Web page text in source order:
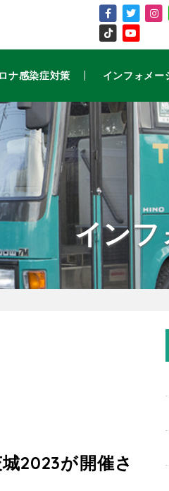
ナ感染症対策 インフォメー
インフ
2023が開催さ